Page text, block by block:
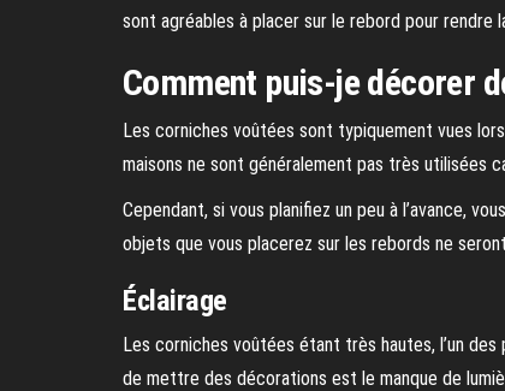
sont agréables à placer sur le rebord pour
Comment puis-je décorer
Les corniches voûtées sont typiquement vues
maisons ne sont généralement pas très utilisées
Cependant, si vous planifiez un peu à l’avance,
objets que vous placerez sur les rebords ne
Éclairage
Les corniches voûtées étant très hautes, l’un
de mettre des décorations est le manque de